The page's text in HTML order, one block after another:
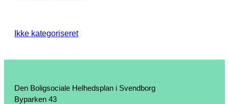
Ikke kategoriseret
Den Boligsociale Helhedsplan i Svendborg
Byparken 43